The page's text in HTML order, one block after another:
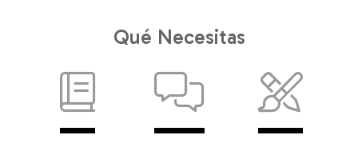
Qué Necesitas